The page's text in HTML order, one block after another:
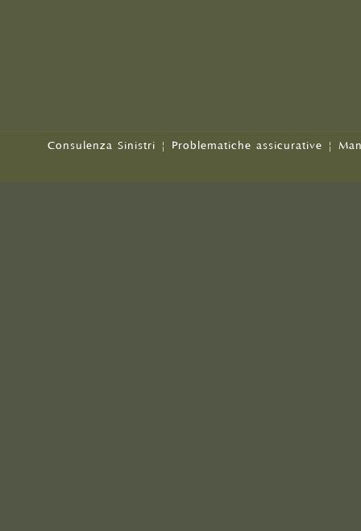
Consulenza Sinistri | Problematiche assicurative |